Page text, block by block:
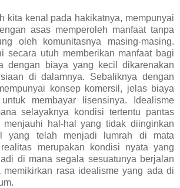
kita kenal pada hakikatnya, mempunyai
asas memperoleh manfaat tanpa
oleh komunitasnya masing-masing.
secara utuh memberikan manfaat bagi
dengan biaya yang kecil dikarenakan
di dalamnya. Sebaliknya dengan
konsep komersil, jelas biaya
membayar lisensinya. Idealisme
selayaknya kondisi tertentu pantas
menjauhi hal-hal yang tidak diinginkan
yang telah menjadi lumrah di mata
merupakan kondisi nyata yang
di mana segala sesuatunya berjalan
memikirkan rasa idealisme yang ada di